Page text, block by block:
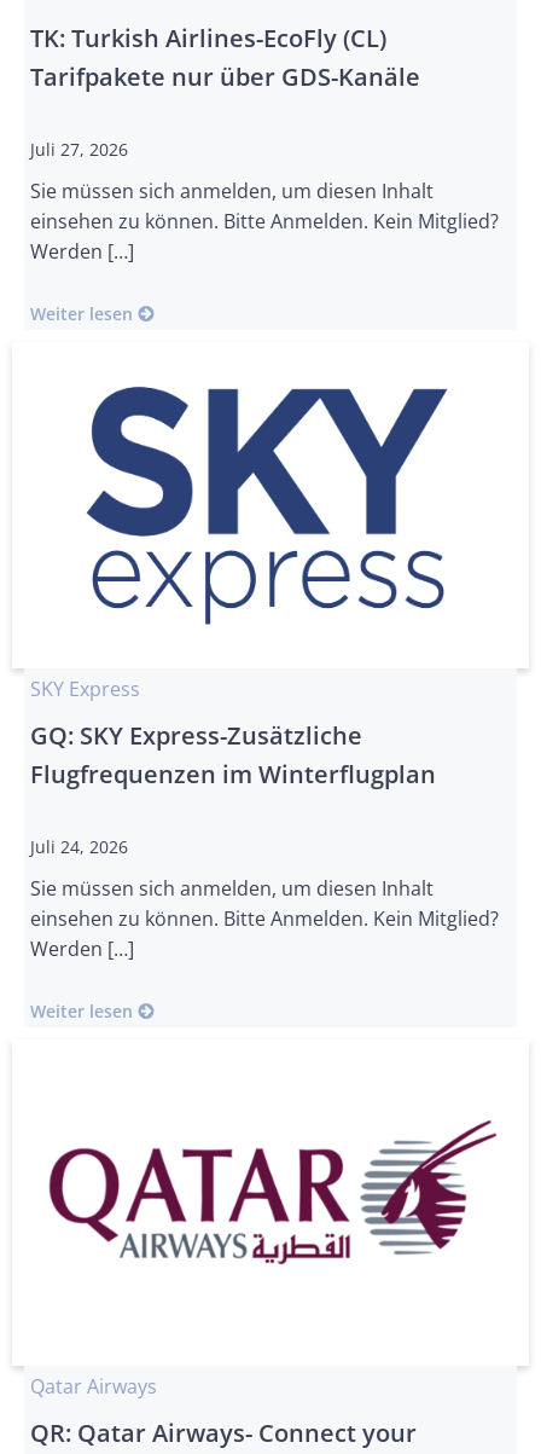
TK: Turkish Airlines-EcoFly (CL)
Tarifpakete nur über GDS-Kanäle
Juli 27, 2026
Sie müssen sich anmelden, um diesen Inhalt
einsehen zu können. Bitte Anmelden. Kein Mitglied?
Werden […]
Weiter lesen
SKY Express
GQ: SKY Express-Zusätzliche
Flugfrequenzen im Winterflugplan
Juli 24, 2026
Sie müssen sich anmelden, um diesen Inhalt
einsehen zu können. Bitte Anmelden. Kein Mitglied?
Werden […]
Weiter lesen
Qatar Airways
QR: Qatar Airways- Connect your